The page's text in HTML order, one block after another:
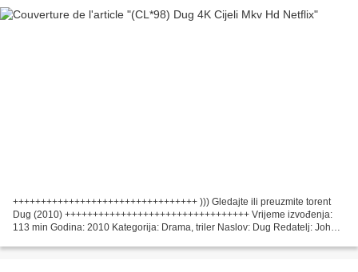
+++++++++++++++++++++++++++++++++ ))) Gledajte ili preuzmite torent
Dug (2010) +++++++++++++++++++++++++++++++++ Vrijeme izvođenja:
113 min Godina: 2010 Kategorija: Drama, triler Naslov: Dug Redatelj: John